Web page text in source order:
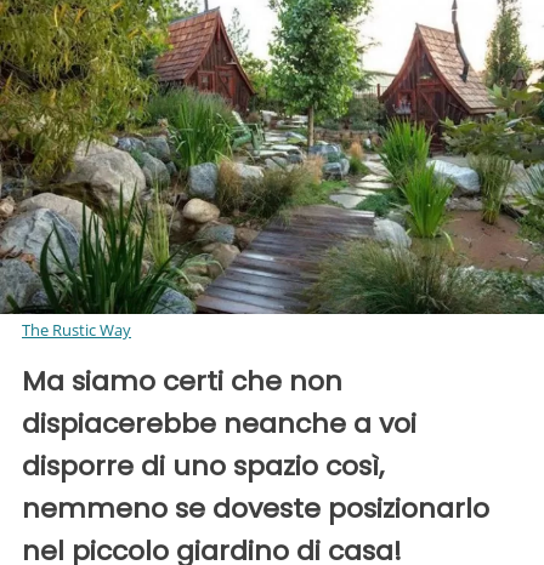
The Rustic Way
Ma siamo certi che non
dispiacerebbe neanche a voi
disporre di uno spazio così,
nemmeno se doveste posizionarlo
nel piccolo giardino di casa!